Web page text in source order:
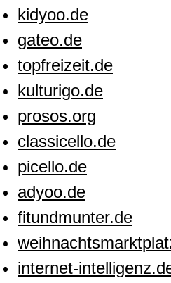
kidyoo.de
gateo.de
topfreizeit.de
kulturigo.de
prosos.org
classicello.de
picello.de
adyoo.de
fitundmunter.de
internet-